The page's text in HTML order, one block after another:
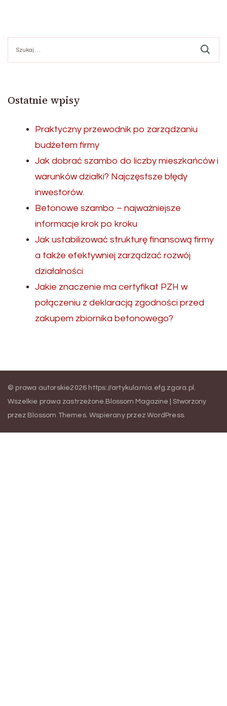
Ostatnie wpisy
Praktyczny przewodnik po zarządzaniu
budżetem firmy
Jak dobrać szambo do liczby mieszkańców i
warunków działki? Najczęstsze błędy
inwestorów.
Betonowe szambo – najważniejsze
informacje krok po kroku
Jak ustabilizować strukturę finansową firmy
a także efektywniej zarządzać rozwój
działalności
Jakie znaczenie ma certyfikat PZH w
połączeniu z deklaracją zgodności przed
zakupem zbiornika betonowego?
© prawa autorskie2026 https://artykularnia.efg.zgora.pl .
Wszelkie prawa zastrzeżone. Blossom Magazine | Stworzony
przez Blossom Themes. Wspierany przezWordPress.